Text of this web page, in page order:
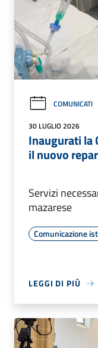
COMUNICATI
30 LUGLIO 2026
Inaugurati la
il nuovo
Servizi
mazarese
Comunicazione
LEGGI DI PIÙ